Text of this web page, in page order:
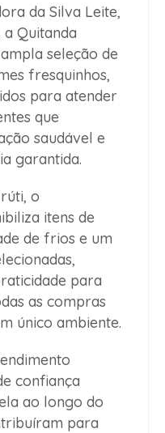
da Silva Leite,
Quitanda
seleção de
fresquinhos,
para atender
que
saudável e
garantida.
o
itens de
de frios e um
para
as compras
único ambiente.
confiança
ao longo do
para